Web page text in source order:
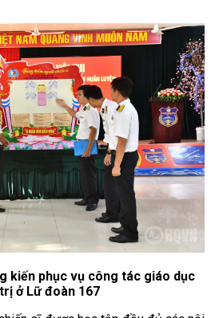
kiến phục vụ công tác giáo dục
ở Lữ đoàn 167